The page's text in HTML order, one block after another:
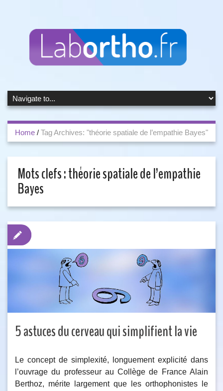
Home / Tag Archives: "théorie spatiale de l’empathie Bayes"
Mots clefs :théorie spatiale de l’empathie
Bayes
5 astuces du cerveau qui simplifient la vie
Le concept de simplexité, longuement explicité dans
l’ouvrage du professeur au Collège de France Alain
Berthoz, mérite largement que les orthophonistes le